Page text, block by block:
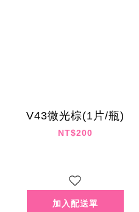
V43微光棕(1片/瓶)
NT$200